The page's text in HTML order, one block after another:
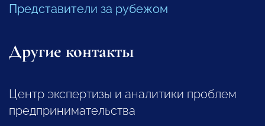
Представители за рубежом
Другие контакты
Центр экспертизы и аналитики проблем
предпринимательства